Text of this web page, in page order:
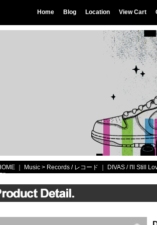
Home Blog Location View Cart
｜ Music > Records / レコード
DIVAS / I'll Still